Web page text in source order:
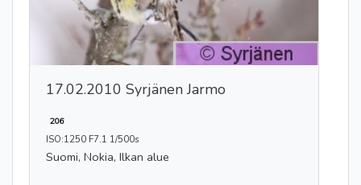
17.02.2010 Syrjänen Jarmo
206
ISO:1250 F7.1 1/500s
Suomi, Nokia, Ilkan alue